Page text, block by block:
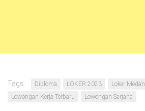
Tags: Diploma LOKER 2023
Loker Medan
Lowongan Kerja Terbaru
Lowongan Sarjana